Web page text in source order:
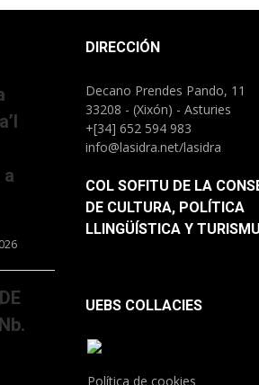
a
DIRECCIÓN
Decano Prendes Pando, 11
33208 - (Xixón) - Asturies
+[34] 652 594 983
info@lasidra.net/lasidra
COL SOFITU DE LA
DE CULTURA, POLÍTICA
LLINGÜÍSTICA Y TURISMU
UEBS COLLACIES
Política de cookies